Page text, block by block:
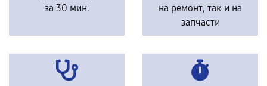
за 30 мин.
на ремонт, так и на
запчасти